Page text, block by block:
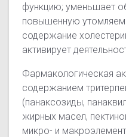
функцию; уменьшает
повышенную
содержание
активирует
Фармакологическая
содержанием
(панаксозиды,
жирных масел,
микро- и